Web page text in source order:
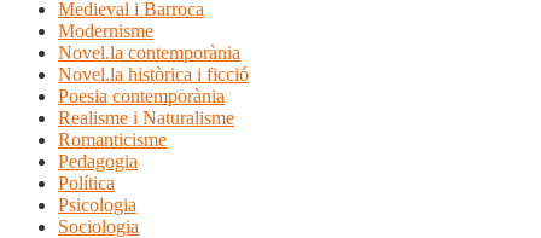
Medieval i Barroca
Modernisme
Novel.la contemporània
Novel.la històrica i ficció
Poesia contemporània
Realisme i Naturalisme
Romanticisme
Pedagogia
Política
Psicologia
Sociologia